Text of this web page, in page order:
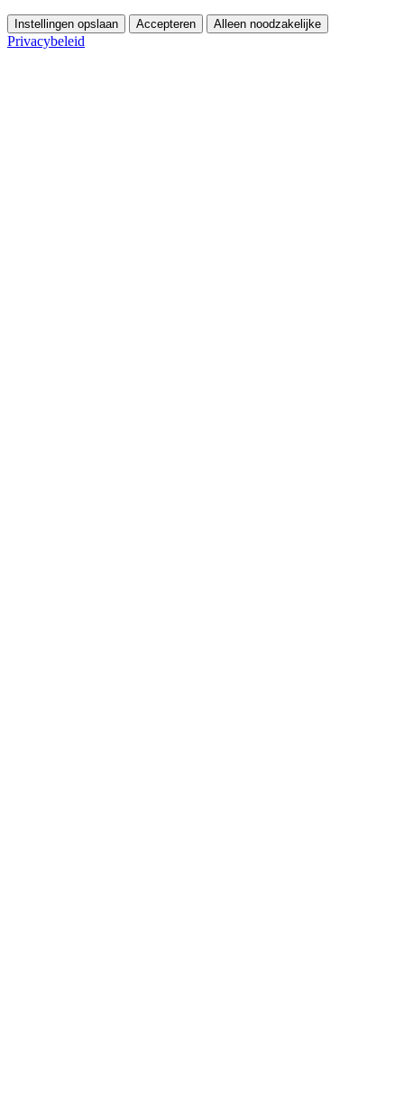
Instellingen opslaan Accepteren Alleen noodzakelijke
Privacybeleid